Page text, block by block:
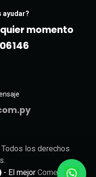
ayudar?
momento
los derechos
- El mejor Comercio